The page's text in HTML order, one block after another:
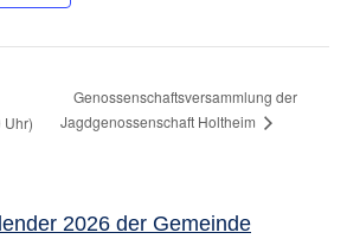
Uhr)
Genossenschaftsversammlung der
Jagdgenossenschaft Holtheim
2026 der Gemeinde